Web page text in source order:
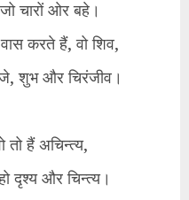
चारों ओर बहे।
करते हैं, वो शिव,
शुभ और चिरंजीव।
हैं अचिन्त्य,
दृश्य और चिन्त्य।